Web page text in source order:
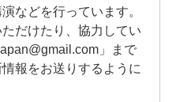
などを行っています。
だけたり、協力してい
」まで
報をお送りするように